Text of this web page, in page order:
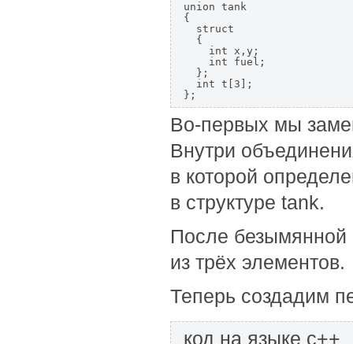
union tank
{
  struct
  {
    int x,y;
    int fuel;
  };
  int t[3];
};
Во-первых мы
Внутри
в которой
в структуре tank.
После безымянной
из трёх элементов.
Теперь создадим
код на языке с++